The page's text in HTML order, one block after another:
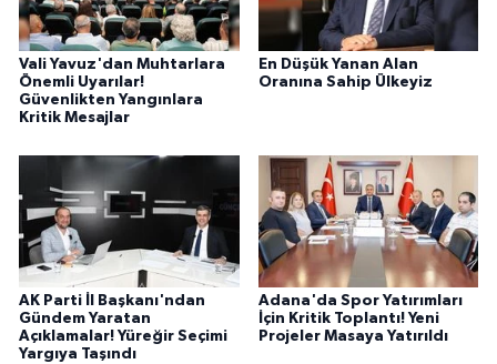
Vali Yavuz'dan Muhtarlara
Önemli Uyarılar!
Güvenlikten Yangınlara
Kritik Mesajlar
En Düşük Yanan Alan
Oranına Sahip Ülkeyiz
AK Parti İl Başkanı'ndan
Gündem Yaratan
Açıklamalar! Yüreğir Seçimi
Yargıya Taşındı
Adana'da Spor Yatırımları
İçin Kritik Toplantı! Yeni
Projeler Masaya Yatırıldı